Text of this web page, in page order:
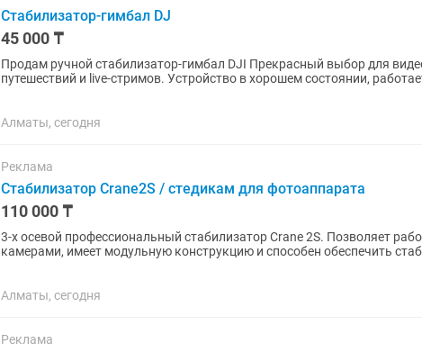
Стабилизатор-гимбал DJ
45 000 ₸
Продам ручной стабилизатор-гимбал DJI Прекрасный выбор для
путешествий и live-стримов. Устройство в хорошем состоянии,
Алматы, сегодня
Реклама
Стабилизатор Crane2S / стедикам для фотоаппарата
110 000 ₸
3-х осевой профессиональный стабилизатор Crane 2S. Позволяет
камерами, имеет модульную конструкцию и способен обеспечить
Алматы, сегодня
Реклама